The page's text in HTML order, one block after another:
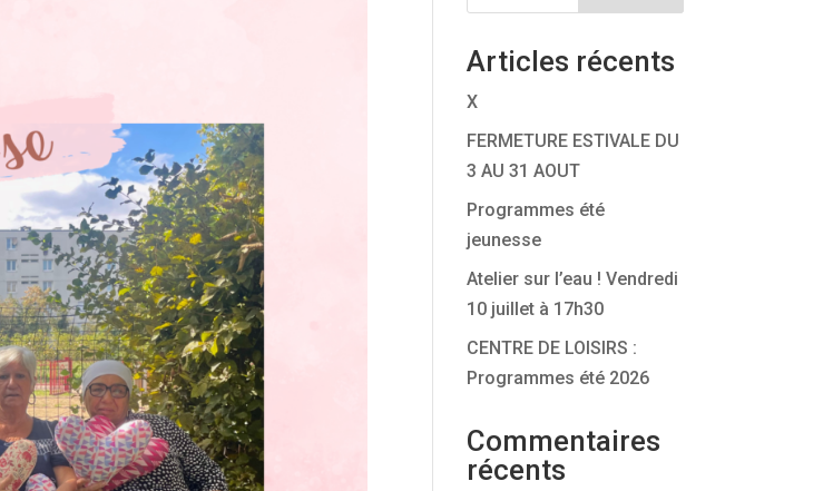
Articles récents
X
FERMETURE ESTIVALE DU
3 AU 31 AOUT
Programmes été
jeunesse
Atelier sur l’eau ! Vendredi
10 juillet à 17h30
CENTRE DE LOISIRS :
Programmes été 2026
Commentaires
récents